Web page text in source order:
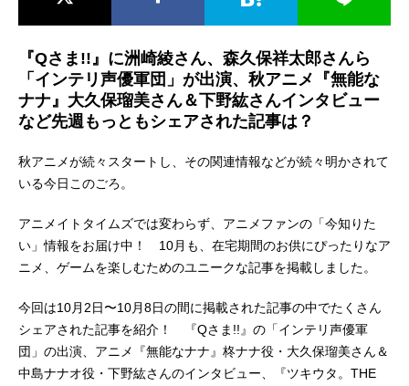
『Qさま!!』に洲崎綾さん、森久保祥太郎さんら
「インテリ声優軍団」が出演、秋アニメ『無能な
ナナ』大久保瑠美さん＆下野紘さんインタビュー
など先週もっともシェアされた記事は？
秋アニメが続々スタートし、その関連情報などが続々明かされて
いる今日このごろ。
アニメイトタイムズでは変わらず、アニメファンの「今知りた
い」情報をお届け中！ 10月も、在宅期間のお供にぴったりなア
ニメ、ゲームを楽しむためのユニークな記事を掲載しました。
今回は10月2日〜10月8日の間に掲載された記事の中でたくさん
シェアされた記事を紹介！ 『Qさま!!』の「インテリ声優軍
団」の出演、アニメ『無能なナナ』柊ナナ役・大久保瑠美さん＆
中島ナナオ役・下野紘さんのインタビュー、『ツキウタ。THE